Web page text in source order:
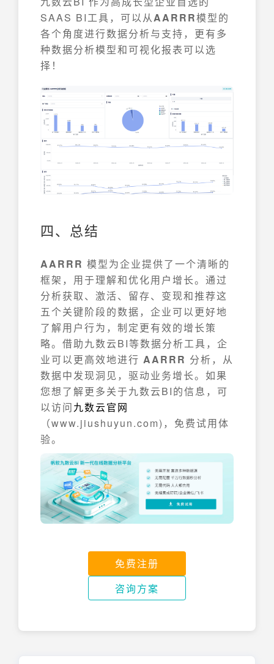
SAAS BI工具，可以从AARRR模型的
各个角度进行数据分析与支持，更有多
种数据分析模型和可视化报表可以选
择！
四、总结
AARRR 模型为企业提供了一个清晰的
框架，用于理解和优化用户增长。通过
分析获取、激活、留存、变现和推荐这
五个关键阶段的数据，企业可以更好地
了解用户行为，制定更有效的增长策
略。借助九数云BI等数据分析工具，企
业可以更高效地进行 AARRR 分析，从
数据中发现洞见，驱动业务增长。如果
您想了解更多关于九数云BI的信息，可
以访问九数云官网
（www.jiushuyun.com)，免费试用体
验。
免费注册
咨询方案